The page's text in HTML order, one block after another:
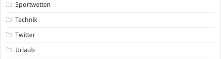
Sportwetten
Technik
Twitter
Urlaub